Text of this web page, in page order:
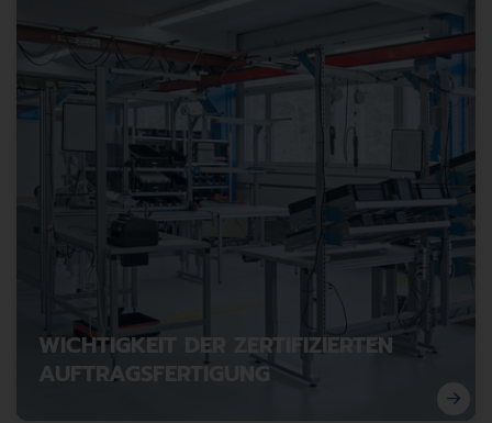
Scheibenwischermotoren neu gedacht: Industrialisierte
Einsatzfelder jenseits der Automobilbranche.
WICHTIGKEIT DER ZERTIFIZIERTEN
AUFTRAGSFERTIGUNG